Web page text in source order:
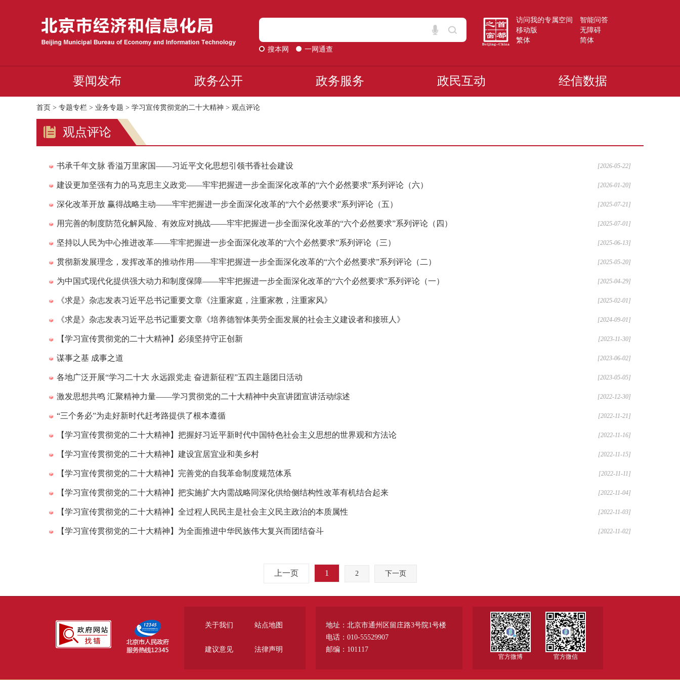
搜本网 一网通查
访问我的专属空间
智能问答
移动版
无障碍
繁体
简体
要闻发布 政务公开 政务服务 政民互动 经信数据
首页 > 专题专栏 > 业务专题 > 学习宣传贯彻党的二十大精神 > 观点评论
观点评论
书承千年文脉 香溢万里家国——习近平文化思想引领书香社会建设 [2026-05-22]
建设更加坚强有力的马克思主义政党——牢牢把握进一步全面深化改革的“六个必然要求”系列评论（六） [2026-01-20]
深化改革开放 赢得战略主动——牢牢把握进一步全面深化改革的“六个必然要求”系列评论（五） [2025-07-21]
用完善的制度防范化解风险、有效应对挑战——牢牢把握进一步全面深化改革的“六个必然要求”系列评论（四） [2025-07-01]
坚持以人民为中心推进改革——牢牢把握进一步全面深化改革的“六个必然要求”系列评论（三） [2025-06-13]
贯彻新发展理念，发挥改革的推动作用——牢牢把握进一步全面深化改革的“六个必然要求”系列评论（二） [2025-05-20]
为中国式现代化提供强大动力和制度保障——牢牢把握进一步全面深化改革的“六个必然要求”系列评论（一） [2025-04-29]
《求是》杂志发表习近平总书记重要文章《注重家庭，注重家教，注重家风》 [2025-02-01]
《求是》杂志发表习近平总书记重要文章《培养德智体美劳全面发展的社会主义建设者和接班人》 [2024-09-01]
【学习宣传贯彻党的二十大精神】必须坚持守正创新 [2023-11-30]
谋事之基 成事之道 [2023-06-02]
各地广泛开展“学习二十大 永远跟党走 奋进新征程”五四主题团日活动 [2023-05-05]
激发思想共鸣 汇聚精神力量——学习贯彻党的二十大精神中央宣讲团宣讲活动综述 [2022-12-30]
“三个务必”为走好新时代赶考路提供了根本遵循 [2022-11-21]
【学习宣传贯彻党的二十大精神】把握好习近平新时代中国特色社会主义思想的世界观和方法论 [2022-11-16]
【学习宣传贯彻党的二十大精神】建设宜居宜业和美乡村 [2022-11-15]
【学习宣传贯彻党的二十大精神】完善党的自我革命制度规范体系 [2022-11-11]
【学习宣传贯彻党的二十大精神】把实施扩大内需战略同深化供给侧结构性改革有机结合起来 [2022-11-04]
【学习宣传贯彻党的二十大精神】全过程人民民主是社会主义民主政治的本质属性 [2022-11-03]
【学习宣传贯彻党的二十大精神】为全面推进中华民族伟大复兴而团结奋斗 [2022-11-02]
上一页 1 2 下一页
关于我们 站点地图
建议意见 法律声明
地址：北京市通州区留庄路3号院1号楼
电话：010-55529907
邮编：101117
官方微博 官方微信